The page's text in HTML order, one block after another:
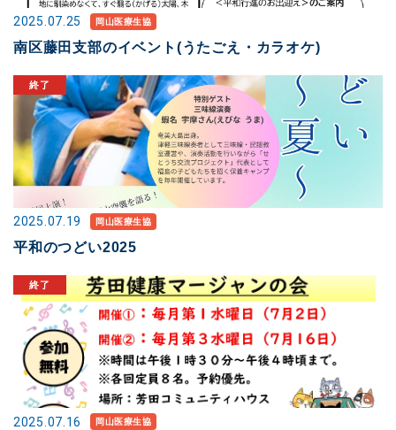
2025.07.25 岡山医療生協
南区藤田支部のイベント(うたごえ・カラオケ)
2025.07.19 岡山医療生協
平和のつどい2025
2025.07.16 岡山医療生協